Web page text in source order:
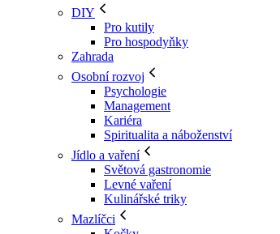
DIY
Pro kutily
Pro hospodyňky
Zahrada
Osobní rozvoj
Psychologie
Management
Kariéra
Spiritualita a náboženství
Jídlo a vaření
Světová gastronomie
Levné vaření
Kulinářské triky
Mazlíčci